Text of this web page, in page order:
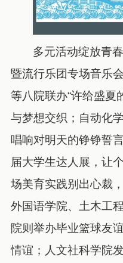
多元活动绽放青
暨流行乐团专场音乐
等八院联办“许给盛夏
与梦想交织；自动化
唱响对明天的铮铮誓
届大学生达人展，让
场美育实践别出心裁
外国语学院、土木工
院则举办毕业篮球友
情谊；人文社科学院